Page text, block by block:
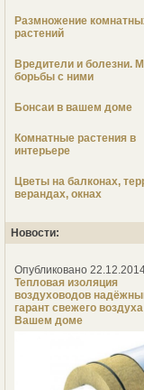
Размножение
растений
Вредители и болезни.
борьбы с ними
Бонсаи в вашем доме
Комнатные растения в
интерьере
Цветы на балконах,
верандах, окнах
Новости:
Опубликовано
Тепловая изоляция
воздуховодов
гарант свежего
Вашем доме